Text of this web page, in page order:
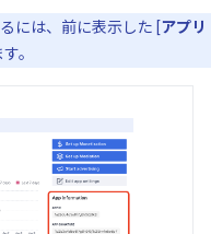
には、前に表示した [アプリ
。